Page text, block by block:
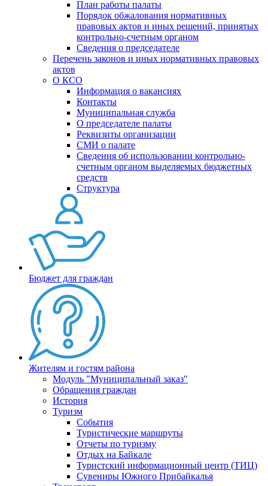
План работы палаты
Порядок обжалования нормативных
правовых актов и иных решений, принятых
контрольно-счетным органом
Сведения о председателе
Перечень законов и иных нормативных правовых
актов
О КСО
Информация о вакансиях
Контакты
Муниципальная служба
О председателе палаты
Реквизиты организации
СМИ о палате
Сведения об использовании контрольно-
счетным органом выделяемых бюджетных
средств
Структура
Бюджет для граждан
Жителям и гостям района
Модуль "Муниципальный заказ"
Обращения граждан
История
Туризм
События
Туристические маршруты
Отчеты по туризму
Отдых на Байкале
Туристский информационный центр (ТИЦ)
Сувениры Южного Прибайкалья